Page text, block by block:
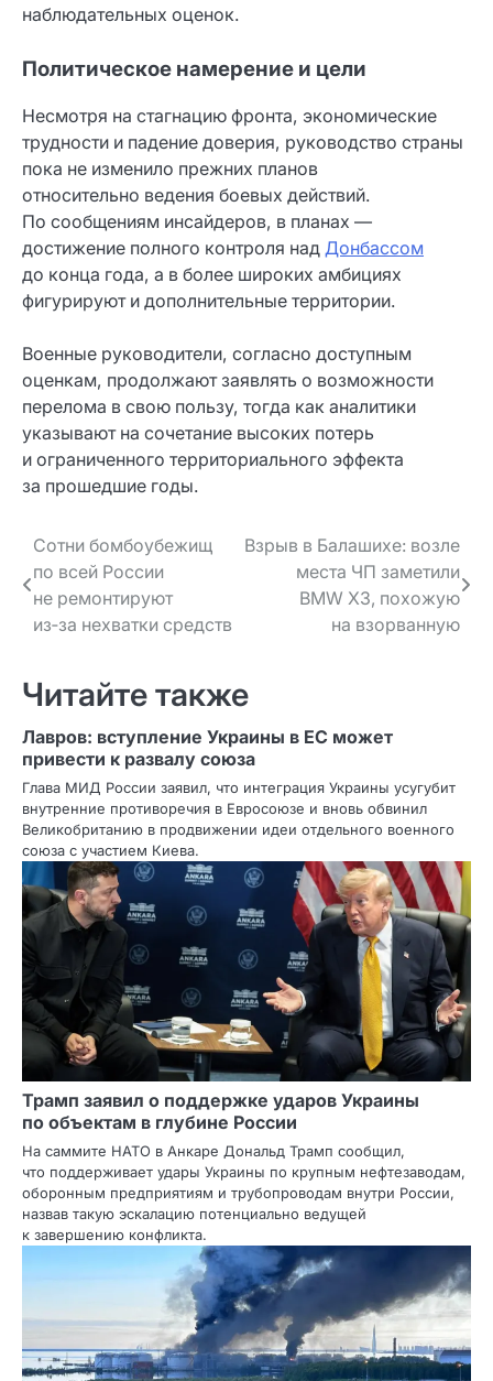
наблюдательных оценок.
Политическое намерение и цели
Несмотря на стагнацию фронта, экономические
трудности и падение доверия, руководство страны
пока не изменило прежних планов
относительно ведения боевых действий.
По сообщениям инсайдеров, в планах —
достижение полного контроля над Донбассом
до конца года, а в более широких амбициях
фигурируют и дополнительные территории.
Военные руководители, согласно доступным
оценкам, продолжают заявлять о возможности
перелома в свою пользу, тогда как аналитики
указывают на сочетание высоких потерь
и ограниченного территориального эффекта
за прошедшие годы.
Навигация
по записям
Сотни бомбоубежищ
по всей России
не ремонтируют
из‑за нехватки средств
Взрыв в Балашихе: возле
места ЧП заметили
BMW X3, похожую
на взорванную
Читайте также
Лавров: вступление Украины в ЕС может
привести к развалу союза
Глава МИД России заявил, что интеграция Украины усугубит
внутренние противоречия в Евросоюзе и вновь обвинил
Великобританию в продвижении идеи отдельного военного
союза с участием Киева.
Трамп заявил о поддержке ударов Украины
по объектам в глубине России
На саммите НАТО в Анкаре Дональд Трамп сообщил,
что поддерживает удары Украины по крупным нефтезаводам,
оборонным предприятиям и трубопроводам внутри России,
назвав такую эскалацию потенциально ведущей
к завершению конфликта.